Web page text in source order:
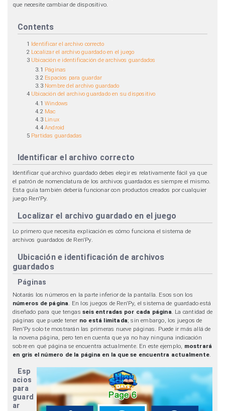
que necesite cambiar de dispositivo.
Contents
1 Identificar el archivo correcto
2 Localizar el archivo guardado en el juego
3 Ubicación e identificación de archivos guardados
3.1
Páginas
3.2 Espacios para guardar
3.3 Nombre del archivo guardado
4 Ubicación del archivo guardado en su dispositivo
4.1 Windows
4.2 Mac
4.3 Linux
4.4 Android
5 Partidas guardadas
Identificar el archivo correcto
Identificar qué archivo guardado debes elegir es relativamente fácil ya que
el patrón de nomenclatura de los archivos guardados es siempre el mismo.
Esta guía también debería funcionar con productos creados por cualquier
juego Ren'Py.
Localizar el archivo guardado en el juego
Lo primero que necesita explicación es cómo funciona el sistema de
archivos guardados de Ren'Py.
Ubicación e identificación de archivos
guardados
Páginas
Notarás los números en la parte inferior de la pantalla. Esos son los
números de página. En los juegos de Ren'Py, el sistema de guardado está
diseñado para que tengas seis entradas por cada página. La cantidad de
páginas que puede tener no está limitada; sin embargo, los juegos de
Ren'Py solo te mostrarán las primeras nueve páginas. Puede ir más allá de
la novena página, pero ten en cuenta que ya no hay ninguna indicación
sobre en qué página se encuentra actualmente. En este ejemplo, mostrará
en gris el número de la página en la que se encuentra actualmente.
Esp
acios
para
guard
ar